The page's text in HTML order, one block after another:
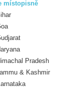
místopisně
Pradesh
& Kashmir